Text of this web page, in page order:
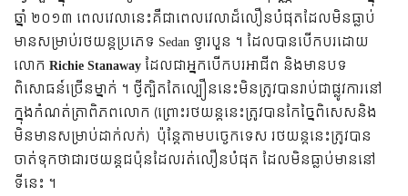
ឆ្នាំ ២០១៣ ពេលវេលានេះគឺជាពេលវេលាដ៏លឿនបំផុតដែលមិនធ្លាប់
មានសម្រាប់រថយន្តប្រភេទ Sedan ទ្វារបួន ។ ដែលបានបើកបរដោយ
លោក Richie Stanaway ដែលជាអ្នកបើកបរអាជីព និងមានបទ
ពិសោធន៍ច្រើនម្នាក់ ។ ថ្វីត្បិតតែល្បឿននេះមិនត្រូវបានរាប់ជាផ្លូវការនៅ
ក្នុងកំណត់ត្រាពិភពលោក (ព្រោះរថយន្តនេះត្រូវបានកែច្នៃពិសេសនិង
មិនមានសម្រាប់ដាក់លក់) ប៉ុន្តែតាមបច្ចេកទេស រថយន្តនេះត្រូវបាន
ចាត់ទុកថាជារថយន្តជប៉ុនដែលរត់លឿនបំផុត ដែលមិនធ្លាប់មាននៅ
ទីនេះ ។